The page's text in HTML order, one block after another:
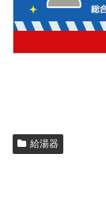
給湯器